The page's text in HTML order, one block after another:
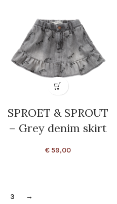
SPROET & SPROUT
– Grey denim skirt
€59,00
3 →